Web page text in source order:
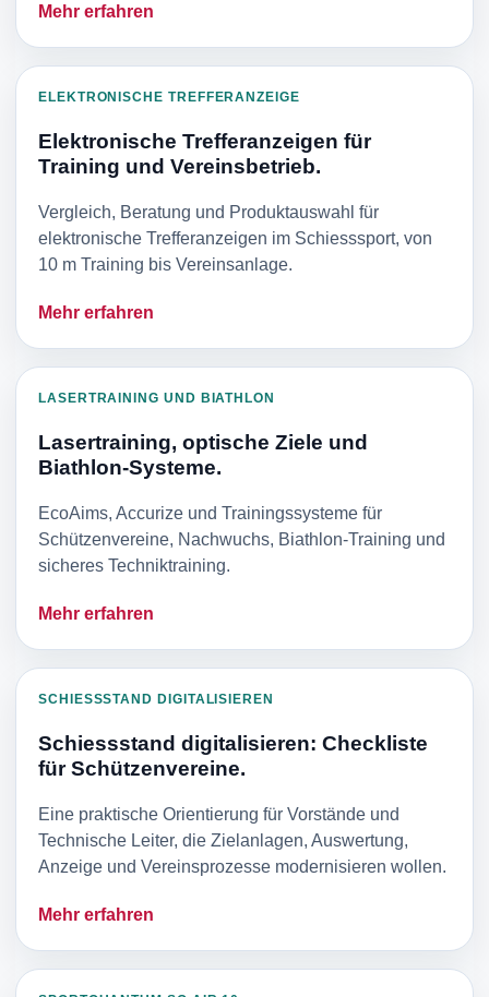
Mehr erfahren
ELEKTRONISCHE TREFFERANZEIGE
Elektronische Trefferanzeigen für
Training und Vereinsbetrieb.
Vergleich, Beratung und Produktauswahl für
elektronische Trefferanzeigen im Schiesssport, von
10 m Training bis Vereinsanlage.
Mehr erfahren
LASERTRAINING UND BIATHLON
Lasertraining, optische Ziele und
Biathlon-Systeme.
EcoAims, Accurize und Trainingssysteme für
Schützenvereine, Nachwuchs, Biathlon-Training und
sicheres Techniktraining.
Mehr erfahren
SCHIESSSTAND DIGITALISIEREN
Schiessstand digitalisieren: Checkliste
für Schützenvereine.
Eine praktische Orientierung für Vorstände und
Technische Leiter, die Zielanlagen, Auswertung,
Anzeige und Vereinsprozesse modernisieren wollen.
Mehr erfahren